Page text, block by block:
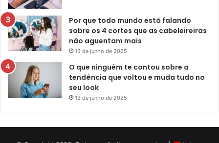
Por que todo mundo está falando
sobre os 4 cortes que as cabeleireiras
não aguentam mais
13 de junho de 2025
O que ninguém te contou sobre a
tendência que voltou e muda tudo no
seu look
13 de junho de 2025